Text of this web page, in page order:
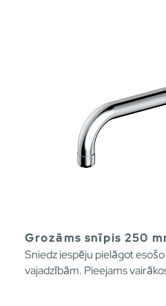
Grozāms snīpis 250
Sniedz iespēju pielāgot
vajadzībām. Pieejams